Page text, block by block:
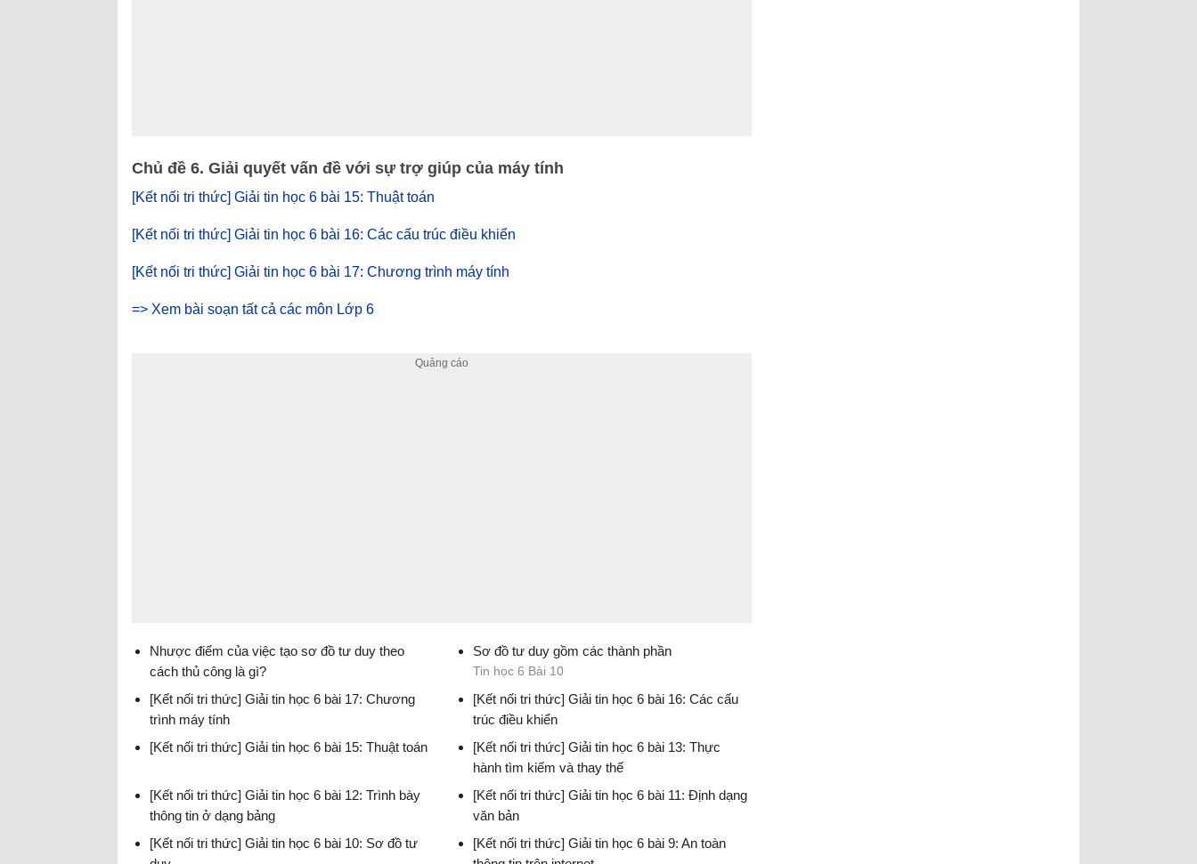
Chủ đề 6. Giải quyết vấn đề với sự trợ giúp của máy tính
[Kết nối tri thức] Giải tin học 6 bài 15: Thuật toán
[Kết nối tri thức] Giải tin học 6 bài 16: Các cấu trúc điều khiển
[Kết nối tri thức] Giải tin học 6 bài 17: Chương trình máy tính
=> Xem bài soạn tất cả các môn Lớp 6
Nhược điểm của việc tạo sơ đồ tư duy theo
cách thủ công là gì?
Tin học lớp 6
Sơ đồ tư duy gồm các thành phần
Tin học 6 Bài 10
[Kết nối tri thức] Giải tin học 6 bài 17: Chương
trình máy tính
[Kết nối tri thức] Giải tin học 6 bài 16: Các cấu
trúc điều khiển
[Kết nối tri thức] Giải tin học 6 bài 15: Thuật toán
[Kết nối tri thức] Giải tin học 6 bài 13: Thực
hành tìm kiếm và thay thế
[Kết nối tri thức] Giải tin học 6 bài 12: Trình bày
thông tin ở dạng bảng
[Kết nối tri thức] Giải tin học 6 bài 11: Định dạng
văn bản
[Kết nối tri thức] Giải tin học 6 bài 10: Sơ đồ tư
[Kết nối tri thức] Giải tin học 6 bài 9: An toàn